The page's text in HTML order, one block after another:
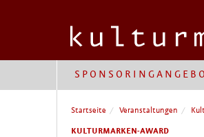
Startseite Veranstaltungen
KULTURMARKEN-AWARD